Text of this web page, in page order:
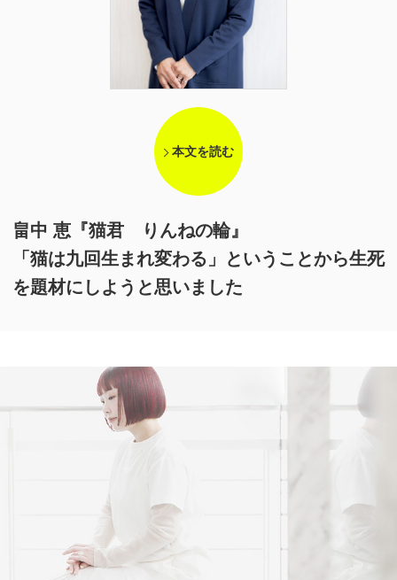
本文を読む
畠中 恵『猫君 りんねの輪』
「猫は九回生まれ変わる」ということから生死
を題材にしようと思いました